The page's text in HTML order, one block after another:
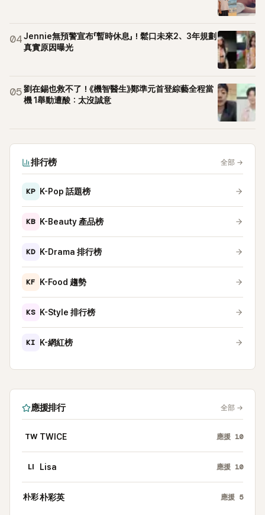
04Jennie無預警宣布「暫時休息」！鬆口未來2、3年規劃
真實原因曝光
05劉在錫也救不了！《機智醫生》鄭準元首登綜藝全程當
機 1舉動遭酸：太沒誠意
排行榜 全部 →
KP K-Pop 話題榜
KB K-Beauty 產品榜
KD K-Drama 排行榜
KF K-Food 趨勢
KS K-Style 排行榜
KI K-網紅榜
應援排行 全部 →
TW TWICE 應援 10
LI Lisa 應援 10
朴彩朴彩英 應援 5